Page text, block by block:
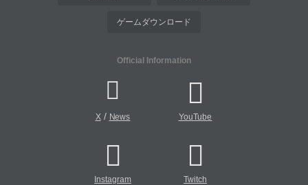
ゲームダウンロード
Official Information
X/ News YouTube
Instagram Twitch